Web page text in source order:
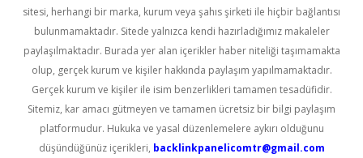
sitesi, herhangi bir marka, kurum veya şahıs şirketi ile hiçbir bağlantısı
bulunmamaktadır. Sitede yalnızca kendi hazırladığımız makaleler
paylaşılmaktadır. Burada yer alan içerikler haber niteliği taşımamakta
olup, gerçek kurum ve kişiler hakkında paylaşım yapılmamaktadır.
Gerçek kurum ve kişiler ile isim benzerlikleri tamamen tesadüfidir.
Sitemiz, kar amacı gütmeyen ve tamamen ücretsiz bir bilgi paylaşım
platformudur. Hukuka ve yasal düzenlemelere aykırı olduğunu
düşündüğünüz içerikleri, backlinkpanelicomtr@gmail.com